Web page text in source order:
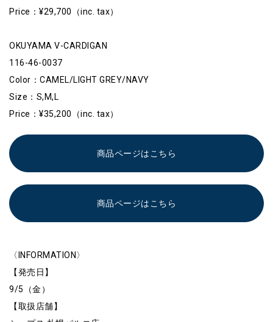
Price：¥29,700（inc. tax）
OKUYAMA V-CARDIGAN
116-46-0037
Color：CAMEL/LIGHT GREY/NAVY
Size：S,M,L
Price：¥35,200（inc. tax）
商品ページはこちら
商品ページはこちら
〈INFORMATION〉
【発売日】
9/5（金）
【取扱店舗】